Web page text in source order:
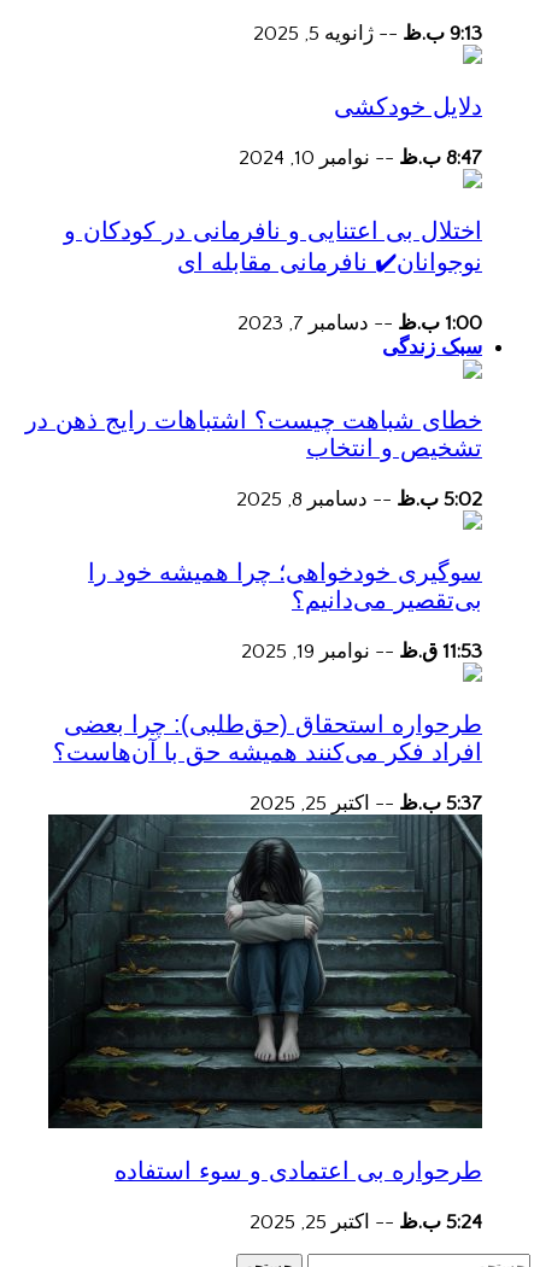
9:13 ب.ظ -- ژانویه 5, 2025
دلایل خودکشی
8:47 ب.ظ -- نوامبر 10, 2024
اختلال بی اعتنایی و نافرمانی در کودکان و
نوجوانان✔️ نافرمانی مقابله ای
1:00 ب.ظ -- دسامبر 7, 2023
سبک زندگی
خطای شباهت چیست؟ اشتباهات رایج ذهن در
تشخیص و انتخاب
5:02 ب.ظ -- دسامبر 8, 2025
سوگیری خودخواهی؛ چرا همیشه خود را
بی‌تقصیر می‌دانیم؟
11:53 ق.ظ -- نوامبر 19, 2025
طرحواره استحقاق (حق‌طلبی): چرا بعضی
افراد فکر می‌کنند همیشه حق با آن‌هاست؟
5:37 ب.ظ -- اکتبر 25, 2025
طرحواره بی اعتمادی و سوء استفاده
5:24 ب.ظ -- اکتبر 25, 2025